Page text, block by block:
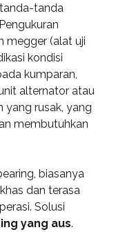
tanda
megger (alat uji
kondisi
kumparan,
alternator atau
yang rusak, yang
membutuhkan
biasanya
dan terasa
Solusi
yang aus.